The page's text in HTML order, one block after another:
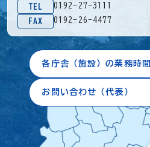
TEL
0192-27-3111
FAX
0192-26-4477
各庁舎（施設）の業務時間
お問い合わせ（代表）